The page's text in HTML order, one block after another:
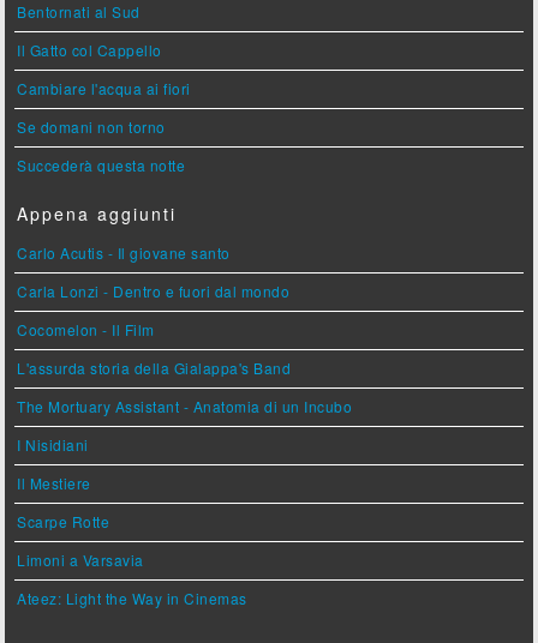
Bentornati al Sud
Il Gatto col Cappello
Cambiare l'acqua ai fiori
Se domani non torno
Succederà questa notte
Appena aggiunti
Carlo Acutis - Il giovane santo
Carla Lonzi - Dentro e fuori dal mondo
Cocomelon - Il Film
L'assurda storia della Gialappa's Band
The Mortuary Assistant - Anatomia di un Incubo
I Nisidiani
Il Mestiere
Scarpe Rotte
Limoni a Varsavia
Ateez: Light the Way in Cinemas